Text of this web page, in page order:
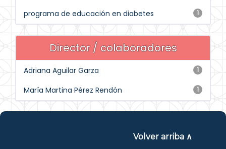
1
programa de educación en diabetes
Director / colaboradores
1
Adriana Aguilar Garza
1
María Martina Pérez Rendón
Volver arriba ∧